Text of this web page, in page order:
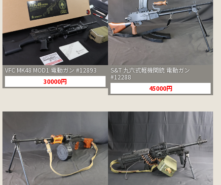
VFC MK48 MOD1 電動ガン #12893
30000円
S&T 九六式軽機関銃 電動ガン
#12288
45000円